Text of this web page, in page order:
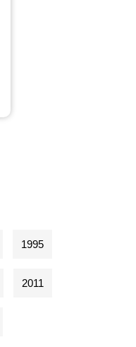
1995
2011